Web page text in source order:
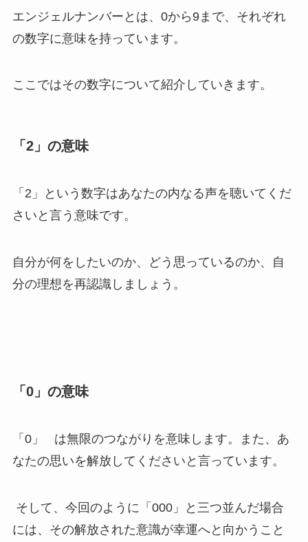
エンジェルナンバーとは、0から9まで、それぞれ
の数字に意味を持っています。
ここではその数字について紹介していきます。
「2」の意味
「2」という数字はあなたの内なる声を聴いてくだ
さいと言う意味です。
自分が何をしたいのか、どう思っているのか、自
分の理想を再認識しましょう。
「0」の意味
「0」 は無限のつながりを意味します。また、あ
なたの思いを解放してくださいと言っています。
そして、今回のように「000」と三つ並んだ場合
には、その解放された意識が幸運へと向かうこと